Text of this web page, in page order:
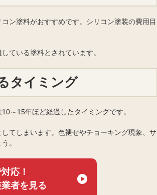
ン塗料がおすすめです。シリコン塗装の費用目
ている塗料とされています。
タイミング
～15年ほど経過したタイミングです。
てしまいます。色褪せやチョーキング現象、サ
。
応！
者を見る